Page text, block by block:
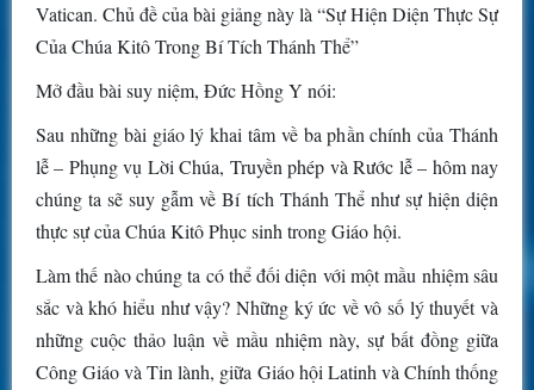
Vatican. Chủ đề của bài giảng này là “Sự Hiện Diện Thực Sự
Của Chúa Kitô Trong Bí Tích Thánh Thể”
Mở đầu bài suy niệm, Đức Hồng Y nói:
Sau những bài giáo lý khai tâm về ba phần chính của Thánh
lễ – Phụng vụ Lời Chúa, Truyền phép và Rước lễ – hôm nay
chúng ta sẽ suy gẫm về Bí tích Thánh Thể như sự hiện diện
thực sự của Chúa Kitô Phục sinh trong Giáo hội.
Làm thế nào chúng ta có thể đối diện với một mầu nhiệm sâu
sắc và khó hiểu như vậy? Những ký ức về vô số lý thuyết và
những cuộc thảo luận về mầu nhiệm này, sự bất đồng giữa
Công Giáo và Tin lành, giữa Giáo hội Latinh và Chính thống